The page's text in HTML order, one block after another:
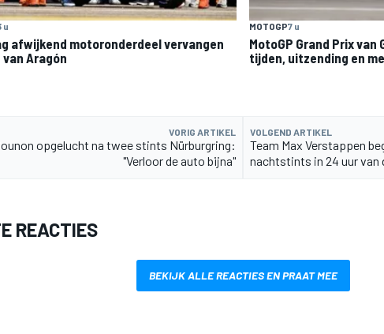
u
afwijkend motoronderdeel vervangen
van Aragón
MOTOGP7 u
MotoGP Grand Prix
tijden, uitzending en
VORIG ARTIKEL
opgelucht na twee stints Nürburgring:
"Verloor de auto bijna"
VOLGEND ARTIKEL
Team Max Verstappen
nachtstints in 24 uur van
REACTIES
BEKIJK ALLE REACTIES EN PRAAT MEE